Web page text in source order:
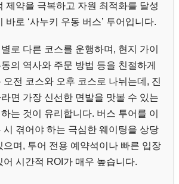
제약을 극복하고 자원 최적화를 달성
바로 ‘사누키 우동 버스’ 투어입니다.
로 다른 코스를 운행하며, 현지 가이
의 역사와 주문 방법 등을 친절하게
오전 코스와 오후 코스로 나뉘는데, 진
면 가장 신선한 면발을 맛볼 수 있는
는 것이 유리합니다. 버스 투어를 이
시 겪어야 하는 극심한 웨이팅을 상당
으며, 투어 전용 예약석이나 빠른 입장
어 시간적 ROI가 매우 높습니다.